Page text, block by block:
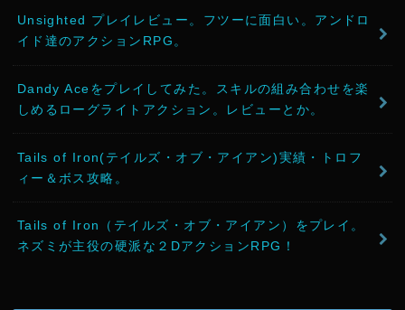
Unsighted プレイレビュー。フツーに面白い。アンドロ
イド達のアクションRPG。
Dandy Aceをプレイしてみた。スキルの組み合わせを楽
しめるローグライトアクション。レビューとか。
Tails of Iron(テイルズ・オブ・アイアン)実績・トロフ
ィー＆ボス攻略。
Tails of Iron（テイルズ・オブ・アイアン）をプレイ。
ネズミが主役の硬派な２DアクションRPG！